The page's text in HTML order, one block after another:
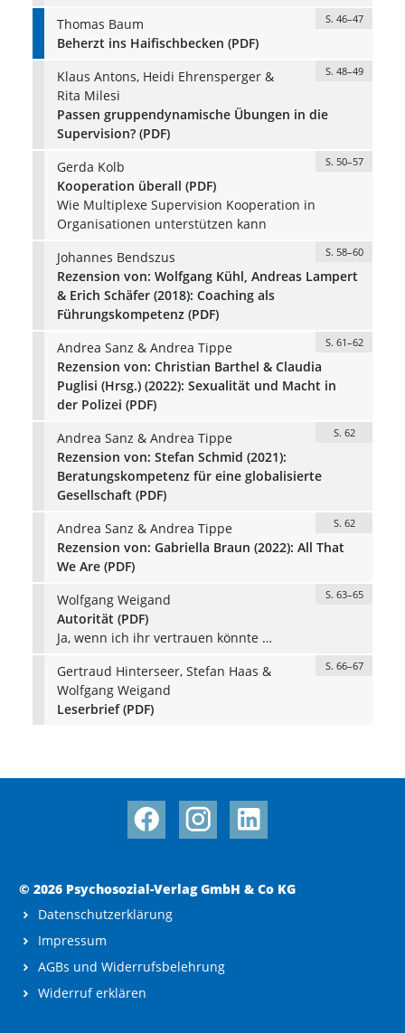
Thomas Baum
S. 46–47
Beherzt ins Haifischbecken (PDF)
Klaus Antons, Heidi Ehrensperger &
Rita Milesi
S. 48–49
Passen gruppendynamische Übungen in die
Supervision? (PDF)
Gerda Kolb
S. 50–57
Kooperation überall (PDF)
Wie Multiplexe Supervision Kooperation in
Organisationen unterstützen kann
Johannes Bendszus
S. 58–60
Rezension von: Wolfgang Kühl, Andreas Lampert
& Erich Schäfer (2018): Coaching als
Führungskompetenz (PDF)
Andrea Sanz & Andrea Tippe
S. 61–62
Rezension von: Christian Barthel & Claudia
Puglisi (Hrsg.) (2022): Sexualität und Macht in
der Polizei (PDF)
Andrea Sanz & Andrea Tippe
S. 62
Rezension von: Stefan Schmid (2021):
Beratungskompetenz für eine globalisierte
Gesellschaft (PDF)
Andrea Sanz & Andrea Tippe
S. 62
Rezension von: Gabriella Braun (2022): All That
We Are (PDF)
Wolfgang Weigand
S. 63–65
Autorität (PDF)
Ja, wenn ich ihr vertrauen könnte …
Gertraud Hinterseer, Stefan Haas &
Wolfgang Weigand
S. 66–67
Leserbrief (PDF)
© 2026 Psychosozial-Verlag GmbH & Co KG
Datenschutzerklärung
Impressum
AGBs und Widerrufsbelehrung
Widerruf erklären